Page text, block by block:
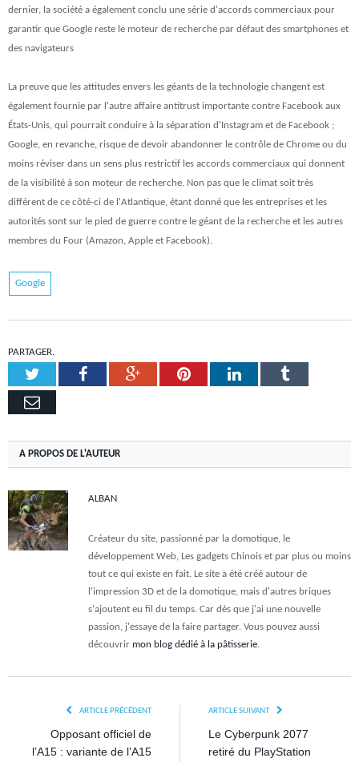
dernier, la société a également conclu une série d'accords commerciaux pour
garantir que Google reste le moteur de recherche par défaut des smartphones et
des navigateurs
La preuve que les attitudes envers les géants de la technologie changent est
également fournie par l'autre affaire antitrust importante contre Facebook aux
États-Unis, qui pourrait conduire à la séparation d'Instagram et de Facebook ;
Google, en revanche, risque de devoir abandonner le contrôle de Chrome ou du
moins réviser dans un sens plus restrictif les accords commerciaux qui donnent
de la visibilité à son moteur de recherche. Non pas que le climat soit très
différent de ce côté-ci de l'Atlantique, étant donné que les entreprises et les
autorités sont sur le pied de guerre contre le géant de la recherche et les autres
membres du Four (Amazon, Apple et Facebook).
Google
PARTAGER.
TwitterFacebookGoogle+PinterestLinkedInTumblr
Email
A PROPOS DE L'AUTEUR
ALBAN
Créateur du site, passionné par la domotique, le
développement Web, Les gadgets Chinois et par plus ou moins
tout ce qui existe en fait. Le site a été créé autour de
l'impression 3D et de la domotique, mais d'autres briques
s'ajoutent eu fil du temps. Car dès que j'ai une nouvelle
passion, j'essaye de la faire partager. Vous pouvez aussi
découvrir mon blog dédié à la pâtisserie.
ARTICLE PRÉCÉDENT
Opposant officiel de
l’A15 : variante de l’A15
ARTICLE SUIVANT
Le Cyberpunk 2077
retiré du PlayStation